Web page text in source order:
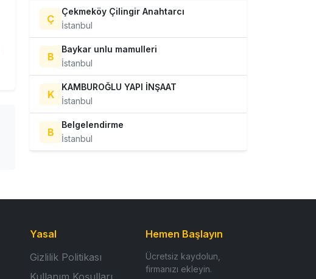
Ç
Çekmeköy Çilingir Anahtarcı
İstanbul
B
Baykar unlu mamulleri
İstanbul
K
KAMBUROĞLU YAPI İNŞAAT
İstanbul
B
Belgelendirme
İstanbul
Yasal
Gizlilik Politikası
Hemen Başlayın
Ücretsiz kaydolun,
firmanızı ekleyin.